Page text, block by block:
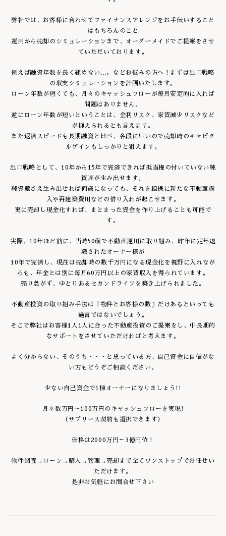
弊社では、お客様に合わせてファイナンスアレンジをお手伝いすること
はもちろんのこと
運用から売却のシミュレーションまで、オーダーメイドでご提案をさせ
ていただいております。
例えば融資年数を長く組めない…。などお悩みの方へ！まずは出口戦略
の収支シミュレーションを計画いたします。
ローン年数が短くても、月々のキャッシュフローが毎月安定的に入れば
問題はありません。
逆にローン年数が短いということは、金利リスク、家賃減少リスクなど
が抑えられるとも言えます。
また返済スピードも長期融資と比べ、各段に早いので売却時のキャピタ
ルゲインもしっかりと狙えます。
出口戦略として、10年から15年で完済できれば抵当権の付いていない純
資産が生み出せます。
純資産さえ生み出せれば何歳になっても、それを担保に新たな不動産購
入や再建築費用などの借り入れが起こせます。
更に売却し現金化すれば、まとまった資金を作り上げることも可能で
す。
実際、10年ほど前に、当時50歳で不動産運用に取り組み、昨年に定年退
職されたオーナー様が
10年で完済し、現在は売却時の数千万円になる現金化を視野に入れなが
らも、年金とは別に毎月60万円以上の家賃収入を得られています。
売り急がず、ゆとりあるセカンドライフを築き上げられました。
不動産投資の取り組み手法は『物件とお客様の数』だけあるといっても
過言ではないでしょう。
そこで弊社はお客様1人1人に合った不動産投資のご提案をし、中長期的
なサポートをさせていただければと考えます。
よく分からない、そのうち・・・と思っている方、自己資金に自信がな
い方もどうぞご相談ください。
少ない自己資金で1棟オーナーになりましょう!!
月々数万円～100万円のキャッシュフローを実現!
（サブリース契約も選択できます）
価格は2000万円～3億円位！
物件調査→ローン→購入→管理→売却まで全てワンストップでお任せい
ただけます。
是非お気軽にお問合せ下さい